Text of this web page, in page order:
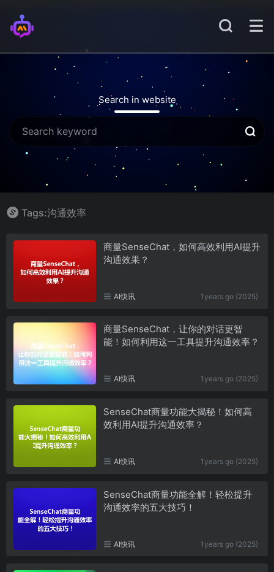
Search in website
Tags:沟通效率
商量SenseChat，如何高效利用AI提升
沟通效果？
AI快讯 1years go (2025)
商量SenseChat，让你的对话更智
能！如何利用这一工具提升沟通效率？
AI快讯 1years go (2025)
SenseChat商量功能大揭秘！如何高
效利用AI提升沟通效率？
AI快讯 1years go (2025)
SenseChat商量功能全解！轻松提升
沟通效率的五大技巧！
AI快讯 1years go (2025)